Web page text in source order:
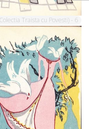
Traista cu Povesti) - 6